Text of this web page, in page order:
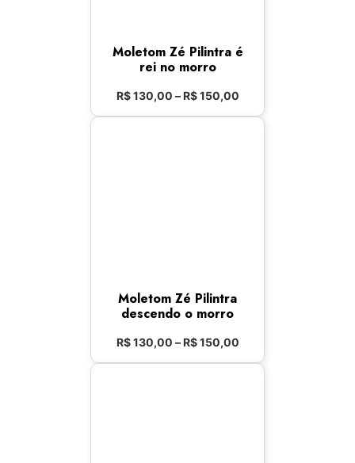
Moletom Zé Pilintra é
rei no morro
R$130,00 – R$150,00
Moletom Zé Pilintra
descendo o morro
R$130,00 – R$150,00